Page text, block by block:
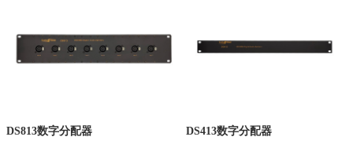
DS813数字分配器 DS413数字分配器